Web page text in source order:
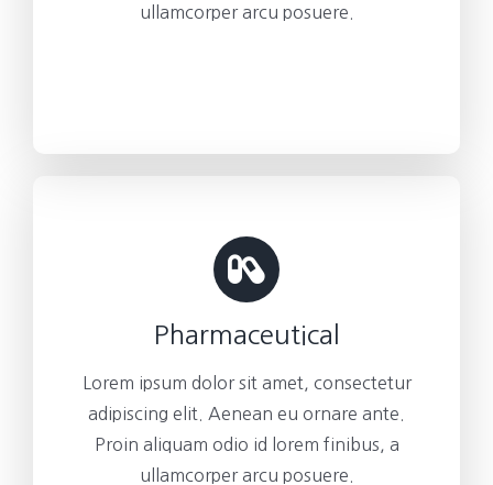
ullamcorper arcu posuere.
Pharmaceutical
Lorem ipsum dolor sit amet, consectetur
adipiscing elit. Aenean eu ornare ante.
Proin aliquam odio id lorem finibus, a
ullamcorper arcu posuere.